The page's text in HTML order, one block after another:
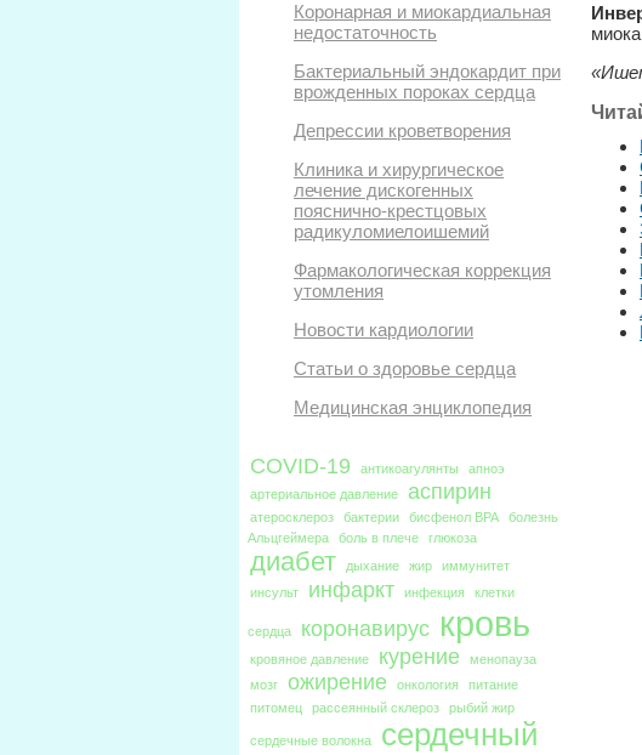
Коронарная и миокардиальная
недостаточность
Бактериальный эндокардит при
врожденных пороках сердца
Депрессии кроветворения
Клиника и хирургическое
лечение дискогенных
пояснично-крестцовых
радикуломиелоишемий
Фармакологическая коррекция
утомления
Новости кардиологии
Статьи о здоровье сердца
Медицинская энциклопедия
COVID-19 антикоагулянты
апноэ
артериальное давление
аспирин
атеросклероз бактерии бисфенол BPA
болезнь
Альцгеймера
боль в плече глюкоза
диабет дыхание жир
иммунитет
инсульт
инфаркт инфекция клетки
сердца коронавирус кровь
кровяное давление курение
менопауза
мозг
ожирение онкология
питание
питомец
рассеянный склероз рыбий жир
сердечные волокна
сердечный